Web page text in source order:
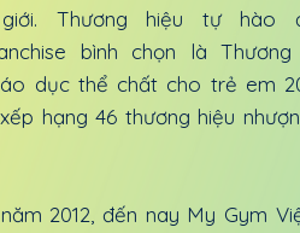
Thương hiệu tự hào
bình chọn là
dục thể chất cho trẻ em
hạng 46 thương hiệu
2012, đến nay My Gym